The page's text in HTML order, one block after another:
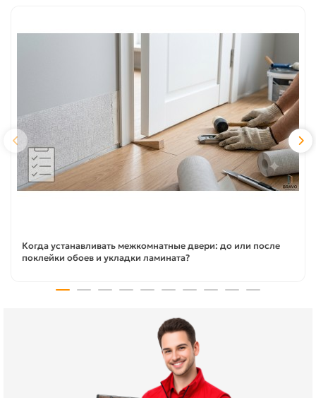
Когда устанавливать межкомнатные двери: до или после
поклейки обоев и укладки ламината?